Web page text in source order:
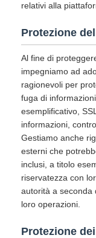
relativi alla
Protezione
Al fine di
impegniamo ad
ragionevoli per
fuga di
esemplificativo,
informazioni,
Gestiamo anche
esterni che
inclusi, a titolo
riservatezza con
autorità a seconda
loro operazioni.
Protezione